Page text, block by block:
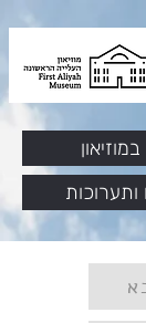
ותערוכות